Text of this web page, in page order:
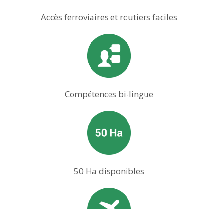
Accès ferroviaires et routiers faciles
Compétences bi-lingue
50 Ha disponibles